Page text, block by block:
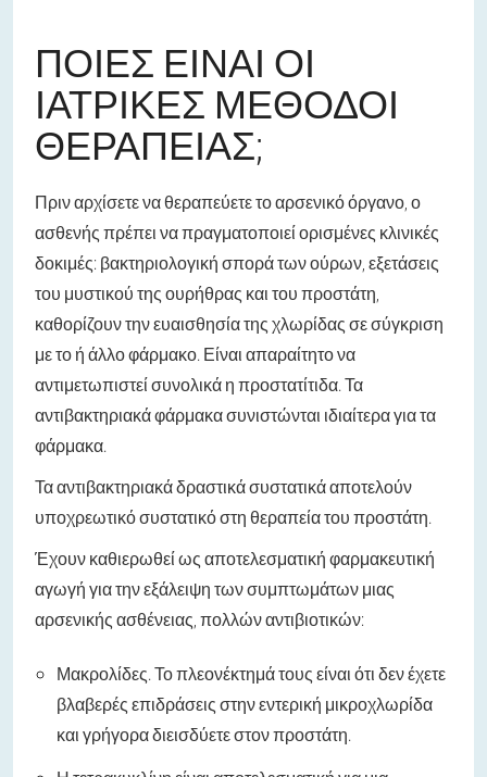
ΠΟΙΕΣ ΕΊΝΑΙ ΟΙ
ΙΑΤΡΙΚΈΣ ΜΈΘΟΔΟΙ
ΘΕΡΑΠΕΊΑΣ;
Πριν αρχίσετε να θεραπεύετε το αρσενικό όργανο, ο
ασθενής πρέπει να πραγματοποιεί ορισμένες κλινικές
δοκιμές: βακτηριολογική σπορά των ούρων, εξετάσεις
του μυστικού της ουρήθρας και του προστάτη,
καθορίζουν την ευαισθησία της χλωρίδας σε σύγκριση
με το ή άλλο φάρμακο. Είναι απαραίτητο να
αντιμετωπιστεί συνολικά η προστατίτιδα. Τα
αντιβακτηριακά φάρμακα συνιστώνται ιδιαίτερα για τα
φάρμακα.
Τα αντιβακτηριακά δραστικά συστατικά αποτελούν
υποχρεωτικό συστατικό στη θεραπεία του προστάτη.
Έχουν καθιερωθεί ως αποτελεσματική φαρμακευτική
αγωγή για την εξάλειψη των συμπτωμάτων μιας
αρσενικής ασθένειας, πολλών αντιβιοτικών:
Μακρολίδες. Το πλεονέκτημά τους είναι ότι δεν έχετε
βλαβερές επιδράσεις στην εντερική μικροχλωρίδα
και γρήγορα διεισδύετε στον προστάτη.